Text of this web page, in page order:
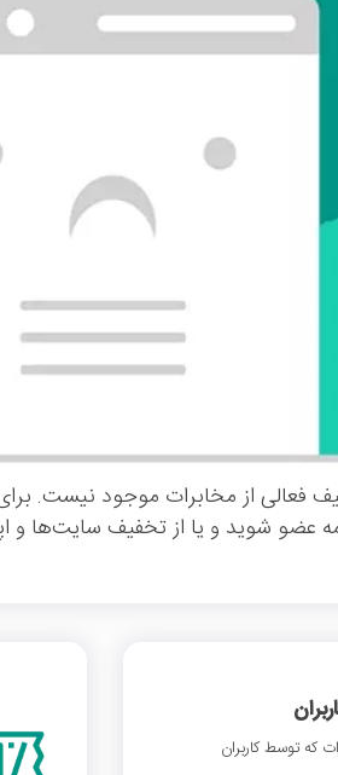
فعالی از مخابرات موجود نیست.
عضو شوید و یا از تخفیف سایت‌ها و
که توسط کاربران